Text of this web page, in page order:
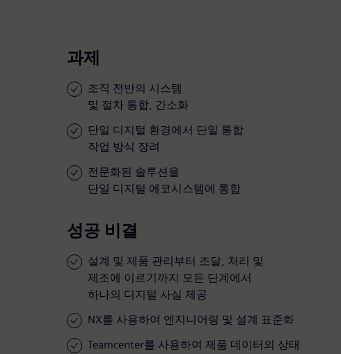
과제
조직 전반의 시스템
및 절차 통합, 간소화
단일 디지털 환경에서 단일 통합
작업 방식 장려
전문화된 솔루션을
단일 디지털 에코시스템에 통합
성공 비결
설계 및 제품 관리부터 조달, 처리 및
제조에 이르기까지 모든 단계에서
하나의 디지털 사실 제공
NX를 사용하여 엔지니어링 및 설계 표준화
Teamcenter를 사용하여 제품 데이터의 상태